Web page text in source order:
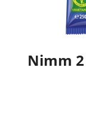
Nimm